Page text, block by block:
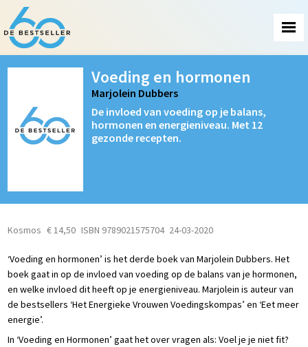
Voeding en hormonen
Marjolein Dubbers
De invloed van voeding op je balans,
hormonen en energieniveau. Met 12
gezonde recepten.
Kosmos € 14,50 ISBN 9789021575704 24-03-2020
‘Voeding en hormonen’ is het derde boek van Marjolein Dubbers. Het
boek gaat in op de invloed van voeding op de balans van je hormonen,
en welke invloed dit heeft op je energieniveau. Marjolein is auteur van
de bestsellers ‘Het Energieke Vrouwen Voedingskompas’ en ‘Eet meer
energie’.
In ‘Voeding en Hormonen’ gaat het over vragen als: Voel je je niet fit?